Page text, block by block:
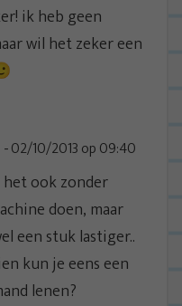
ik heb geen
wil het zeker een
02/10/2013 op 09:40
ook zonder
doen, maar
een stuk lastiger..
kun je eens een
lenen?